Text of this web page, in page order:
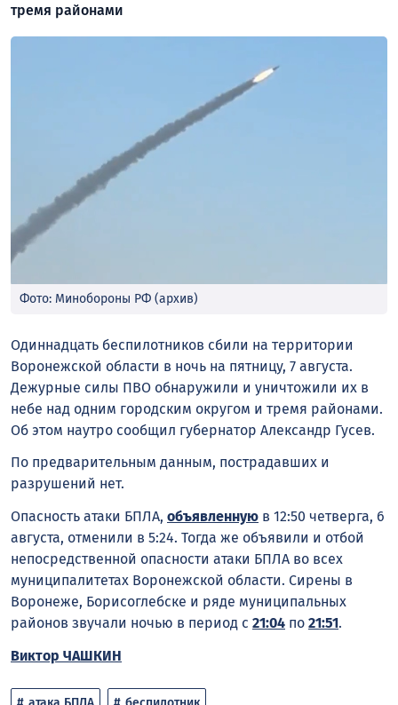
тремя районами
Фото: Минобороны РФ (архив)
Одиннадцать беспилотников сбили на территории
Воронежской области в ночь на пятницу, 7 августа.
Дежурные силы ПВО обнаружили и уничтожили их в
небе над одним городским округом и тремя районами.
Об этом наутро сообщил губернатор Александр Гусев.
По предварительным данным, пострадавших и
разрушений нет.
Опасность атаки БПЛА, объявленную в 12:50 четверга, 6
августа, отменили в 5:24. Тогда же объявили и отбой
непосредственной опасности атаки БПЛА во всех
муниципалитетах Воронежской области. Сирены в
Воронеже, Борисоглебске и ряде муниципальных
районов звучали ночью в период с 21:04 по 21:51.
Виктор ЧАШКИН